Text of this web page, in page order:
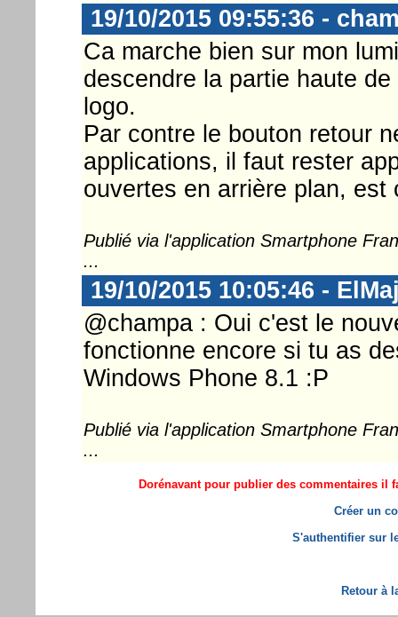
19/10/2015 09:55:36 -
Ca marche bien sur mon
descendre la partie haute
logo.
Par contre le bouton retour
applications, il faut rester
ouvertes en arrière plan, est
Publié via l'application Smartphone
...
19/10/2015 10:05:46 -
@champa : Oui c'est le
fonctionne encore si tu as
Windows Phone 8.1 :P
Publié via l'application Smartphone
...
Dorénavant pour publier des commentaires il
Créer un
S'authentifier sur
Retour à